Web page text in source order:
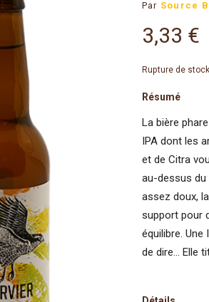
Par Source
3,33 €
Rupture de stock
Résumé
La bière
IPA dont les
et de Citra
au-dessus du
assez doux,
support pour
équilibre.
de dire… Elle